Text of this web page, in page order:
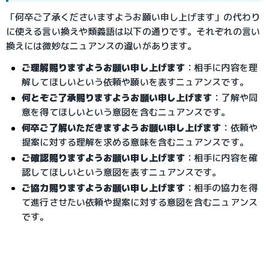
「何卒ご了承くださいますようお願い申し上げます」の代わり
に使える言い換えや類義語は以下の通りです。それぞれの言い
換えには微妙なニュアンスの違いがあります。
ご理解賜りますようお願い申し上げます ：相手に内容を理
解してほしいという依頼や願いを表すニュアンスです。
何とぞご了承賜りますようお願い申し上げます ：了解や同
意を得てほしいという意図を含むニュアンスです。
何卒ご了解いただきますようお願い申し上げます ：依頼や
提案に対する理解を求める意味を含むニュアンスです。
ご確認賜りますようお願い申し上げます ：相手に内容を確
認してほしいという意図を表すニュアンスです。
ご協力賜りますようお願い申し上げます ：相手の協力を得
て進行させたい依頼や提案に対する意図を含むニュアンス
です。